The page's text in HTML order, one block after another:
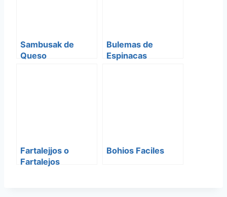
Sambusak de
Queso
Bulemas de
Espinacas
Fartalejjos o
Fartalejos
Bohios Faciles